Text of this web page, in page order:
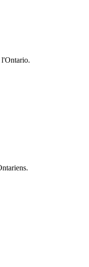
l'Ontario.